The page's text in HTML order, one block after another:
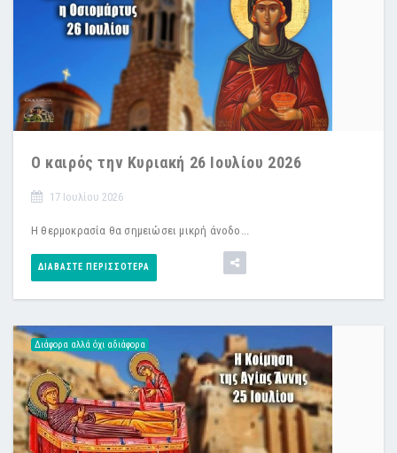
Ο καιρός την Κυριακή 26 Ιουλίου 2026
17 Ιουλίου 2026
Η θερμοκρασία θα σημειώσει μικρή άνοδο...
ΔΙΑΒΆΣΤΕ ΠΕΡΙΣΣΌΤΕΡΑ
Διάφορα αλλά όχι αδιάφορα